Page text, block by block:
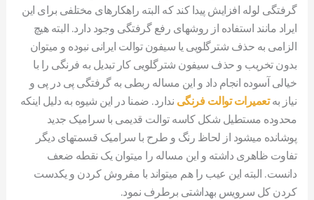
گرفتگی لوله افزایش پیدا کند که البته راهکارهای مختلفی برای این
ایراد مانند استفاده از روشهای رفع گرفتگی وجود دارد. البته هیچ
الزامی به حذف شترگلویی یا سیفون توالت ایرانی نبوده و میتوان
بدون تخریب و حذف سیفون شترگلویی کار تبدیل به فرنگی را با
خیالی آسوده انجام داد و این مساله ربطی به گرفتگی پی در پی و
نیاز بهتعمیرات توالت فرنگی ندارد. ضمنا در این شیوه به دلیل اینکه
محدوده مستطیل شکل کاسه توالت قدیمی با سرامیک جدید
پوشانده میشود از لحاظ رنگ و طرح با سرامیک قسمتهای دیگر
تفاوت ظاهری داشته و این مساله را میتوان یک نقطه ضعف
دانست. البته این عیب را هم میتواند با مفروش کردن و یکدست
کردن کل سرویس بهداشتی برطرف نمود.